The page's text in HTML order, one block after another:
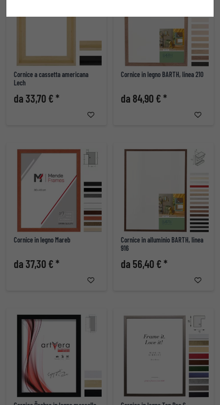
Cornice a cassetta americana
Lech
da 33,70 € *
Cornice in legno BARTH, linea 210
da 84,90 € *
Cornice in legno Mareb
da 37,30 € *
Cornice in alluminio BARTH, linea
916
da 56,40 € *